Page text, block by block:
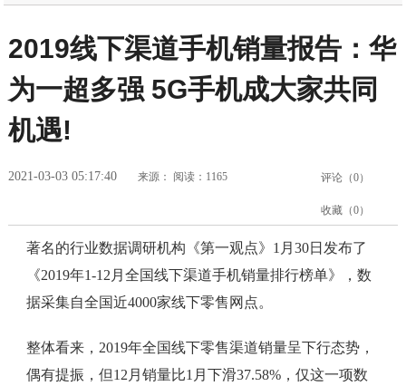
2019线下渠道手机销量报告：华
为一超多强 5G手机成大家共同
机遇!
2021-03-03 05:17:40 来源： 阅读：1165 评论（0）
收藏（0）
著名的行业数据调研机构《第一观点》1月30日发布了
《2019年1-12月全国线下渠道手机销量排行榜单》，数
据采集自全国近4000家线下零售网点。
整体看来，2019年全国线下零售渠道销量呈下行态势，
偶有提振，但12月销量比1月下滑37.58%，仅这一项数